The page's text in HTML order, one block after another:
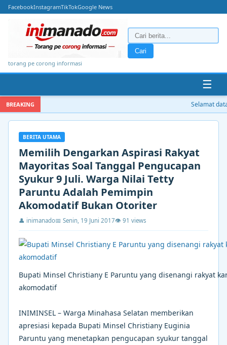
FacebookInstagramTikTokGoogle News
torang pe corong informasi
Cari
☰
BREAKING Selamat
BERITA UTAMA
Memilih Dengarkan Aspirasi Rakyat
Mayoritas Soal Tanggal Pengucapan
Syukur 9 Juli. Warga Nilai Tetty
Paruntu Adalah Pemimpin
Akomodatif Bukan Otoriter
👤 inimanado📅 Senin, 19 Juni 2017👁 91 views
Bupati Minsel Christiany E Paruntu yang disenangi rakyat
akomodatif
INIMINSEL – Warga Minahasa Selatan memberikan
apresiasi kepada Bupati Minsel Christiany Euginia
Paruntu yang menetapkan pengucapan syukur tanggal